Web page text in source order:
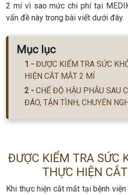
2 mí vì sao mức chi phí tại
vấn đề này trong bài viết dưới đây.
Mục lục
ĐƯỢC KIỂM TRA SỨC
HIỆN CẮT MẮT 2 MÍ
CHẾ ĐỘ HẬU PHẪU SAU
ĐÁO, TẬN TÌNH, CHUYÊN
ĐƯỢC KIỂM TRA SỨC
THỰC HIỆN
Khi thực hiện cắt mắt tại bệnh